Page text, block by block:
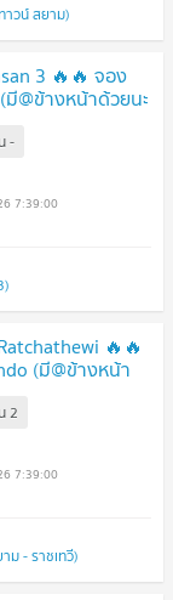
าวน์ สยาม)
3 🔥🔥 จอง
@ข้างหน้าด้วยนะ
-
7:39:00
🔥🔥
(มี@ข้างหน้า
2
7:39:00
ม - ราชเทวี)